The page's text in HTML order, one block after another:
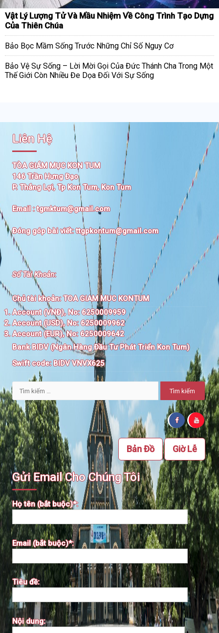
Vật Lý Lượng Tử Và Mầu Nhiệm Về Công Trình Tạo Dựng
Của Thiên Chúa
Bảo Bọc Mầm Sống Trước Những Chỉ Số Nguy Cơ
Bảo Vệ Sự Sống – Lời Mời Gọi Của Đức Thánh Cha Trong Một
Thế Giới Còn Nhiều Đe Dọa Đối Với Sự Sống
Liên Hệ
TÒA GIÁM MỤC KON TUM
146 Trần Hưng Đạo
P. Thắng Lợi, Tp Kon Tum, Kon Tum
Email :tgmktum@gmail.com
Đóng góp bài viết:ttgpkontum@gmail.com
Số Tài Khoản:
Chủ tài khoản:TOA GIAM MUC KONTUM
Account (VNĐ), No: 6250009959
Account (USD), No: 6250009962
Account (EUR), No: 6250009642
Bank BIDV (Ngân Hàng Đầu Tư Phát Triển Kon Tum)
Swift code:BIDV VNVX625
Tìm
kiếm
cho:
Giờ Lễ
Bản Đồ
Gửi Email Cho Chúng Tôi
Họ tên (bắt buộc)*:
Email (bắt buộc)*:
Tiêu đề:
Nội dung: